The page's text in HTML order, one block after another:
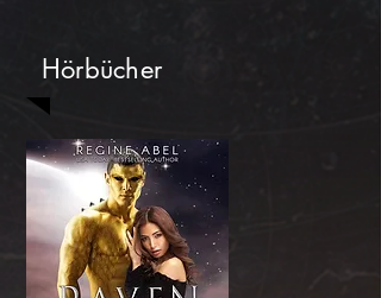
Hörbücher